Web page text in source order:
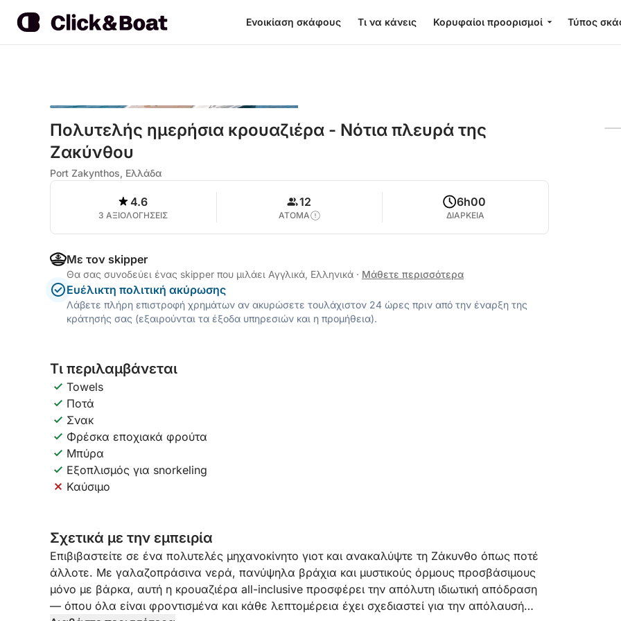
Ενοικίαση σκάφους Τι να κάνεις Κορυφαίοι προορισμοί Τύπος
Πολυτελής ημερήσια κρουαζιέρα - Νότια πλευρά της
Ζακύνθου
Port Zakynthos, Ελλάδα
4.6
3 ΑΞΙΟΛΟΓΗΣΕΙΣ
12
ΑΤΟΜΑ
6h00
ΔΙΑΡΚΕΙΑ
Με τον skipper
Θα σας συνοδεύει ένας skipper που μιλάει Αγγλικά, Ελληνικά · Μάθετε περισσότερα
Ευέλικτη πολιτική ακύρωσης
Λάβετε πλήρη επιστροφή χρημάτων αν ακυρώσετε τουλάχιστον 24 ώρες πριν από την έναρξη της
κράτησής σας (εξαιρούνται τα έξοδα υπηρεσιών και η προμήθεια).
Τι περιλαμβάνεται
Towels
Ποτά
Σνακ
Φρέσκα εποχιακά φρούτα
Μπύρα
Εξοπλισμός για snorkeling
Καύσιμο
Σχετικά με την εμπειρία
Επιβιβαστείτε σε ένα πολυτελές μηχανοκίνητο γιοτ και ανακαλύψτε τη Ζάκυνθο όπως ποτέ
άλλοτε. Με γαλαζοπράσινα νερά, πανύψηλα βράχια και μυστικούς όρμους προσβάσιμους
μόνο με βάρκα, αυτή η κρουαζιέρα all-inclusive προσφέρει την απόλυτη ιδιωτική απόδραση
— όπου όλα είναι φροντισμένα και κάθε λεπτομέρεια έχει σχεδιαστεί για την απόλαυσή